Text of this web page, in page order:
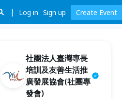
Log in Sign up Create Event
社團法人臺灣專長
培訓及友善生活推
廣發展協會(社團專
發會)